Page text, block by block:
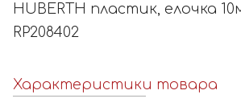
HUBERTH пластик, елочка
RP208402
Характеристики товара